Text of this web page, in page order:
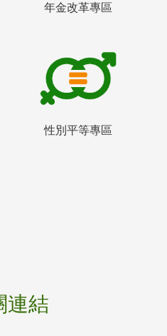
年金改革專區
性別平等專區
連結